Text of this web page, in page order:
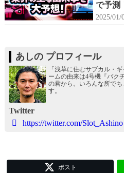
で予測
2025/01/
あしの プロフィール
「浅草に住むサブカル・
ームの由来は4号機『バク
の君から。いろんな所で
す。
Twitter
https://twitter.com/Slot_Ashino
ポスト